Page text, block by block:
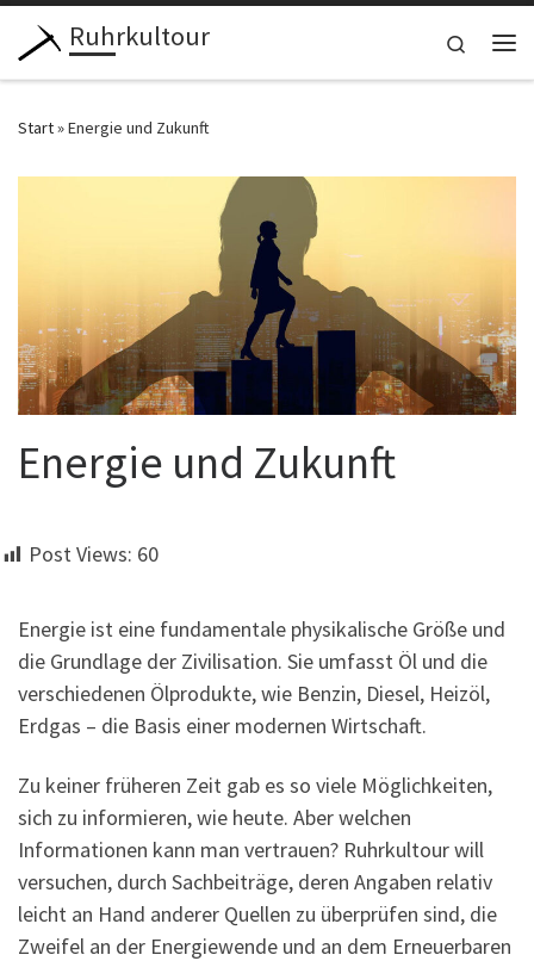
Zum Inhalt springen
Ruhrkultour
Search
Start»Energie und Zukunft
Energie und Zukunft
Post Views: 60
Energie ist eine fundamentale physikalische Größe und
die Grundlage der Zivilisation. Sie umfasst Öl und die
verschiedenen Ölprodukte, wie Benzin, Diesel, Heizöl,
Erdgas – die Basis einer modernen Wirtschaft.
Zu keiner früheren Zeit gab es so viele Möglichkeiten,
sich zu informieren, wie heute. Aber welchen
Informationen kann man vertrauen? Ruhrkultour will
versuchen, durch Sachbeiträge, deren Angaben relativ
leicht an Hand anderer Quellen zu überprüfen sind, die
Zweifel an der Energiewende und an dem Erneuerbaren